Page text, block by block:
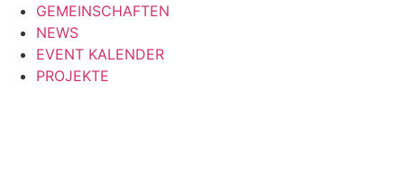
GEMEINSCHAFTEN
NEWS
EVENT KALENDER
PROJEKTE